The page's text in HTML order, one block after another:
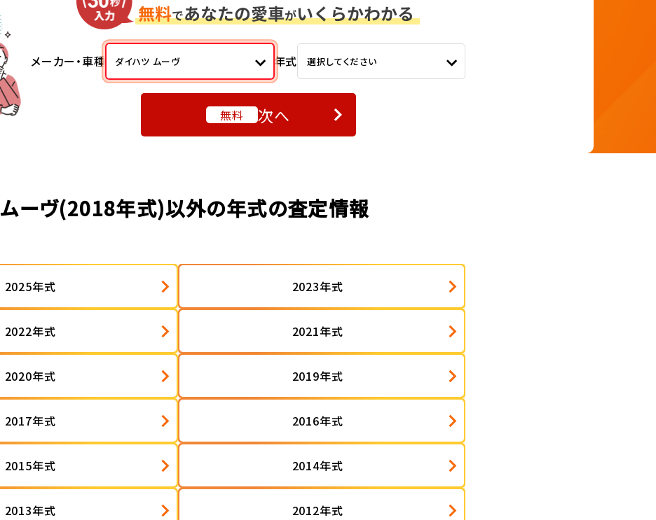
メーカー・車種 ダイハツ ムーヴ 年式 選択してください
無料 次へ
ムーヴ(2018年式)以外の年式の査定情報
2025年式 2023年式
2022年式 2021年式
2020年式 2019年式
2017年式 2016年式
2015年式 2014年式
2013年式 2012年式